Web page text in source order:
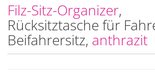
Filz-Sitz-Organizer,
Rücksitztasche für
Beifahrersitz, anthrazit